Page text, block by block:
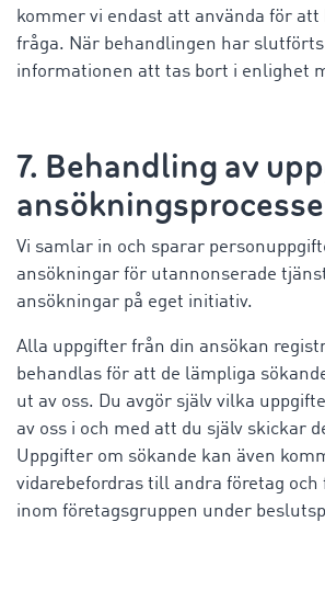
kommer vi endast att använda för att
fråga. När behandlingen har
informationen att tas bort i enlighet
7. Behandling av
Vi samlar in och sparar
ansökningar för utannonserade
ansökningar på eget initiativ.
Alla uppgifter från din ansökan
behandlas för att de lämpliga
ut av oss. Du avgör själv vilka
av oss i och med att du själv skickar
Uppgifter om sökande kan även
vidarebefordras till andra företag och
inom företagsgruppen under